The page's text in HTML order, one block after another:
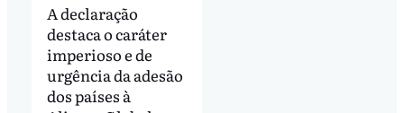
A declaração
destaca o caráter
imperioso e de
urgência da adesão
dos países à